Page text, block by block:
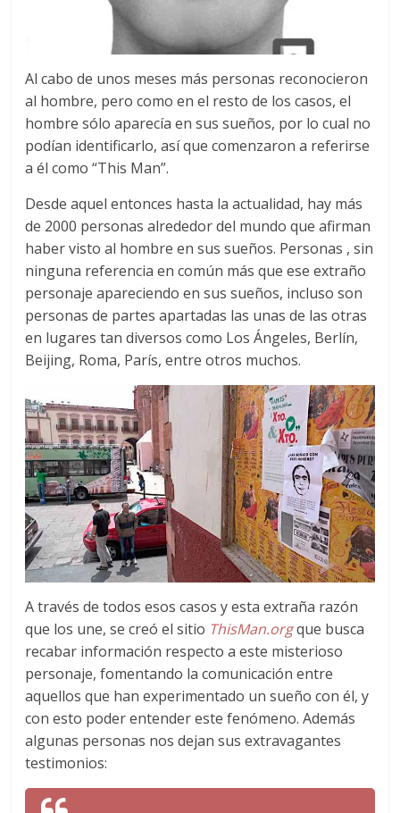
Al cabo de unos meses más personas reconocieron
al hombre, pero como en el resto de los casos, el
hombre sólo aparecía en sus sueños, por lo cual no
podían identificarlo, así que comenzaron a referirse
a él como “This Man”.
Desde aquel entonces hasta la actualidad, hay más
de 2000 personas alrededor del mundo que afirman
haber visto al hombre en sus sueños. Personas , sin
ninguna referencia en común más que ese extraño
personaje apareciendo en sus sueños, incluso son
personas de partes apartadas las unas de las otras
en lugares tan diversos como Los Ángeles, Berlín,
Beijing, Roma, París, entre otros muchos.
A través de todos esos casos y esta extraña razón
que los une, se creó el sitio ThisMan.orgque busca
recabar información respecto a este misterioso
personaje, fomentando la comunicación entre
aquellos que han experimentado un sueño con él, y
con esto poder entender este fenómeno. Además
algunas personas nos dejan sus extravagantes
testimonios: